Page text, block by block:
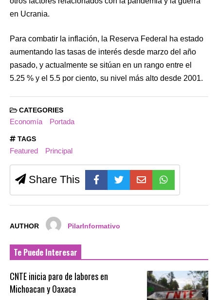
en Ucrania.
Para combatir la inflación, la Reserva Federal ha estado
aumentando las tasas de interés desde marzo del año
pasado, y actualmente se sitúan en un rango entre el
5.25 % y el 5.5 por ciento, su nivel más alto desde 2001.
CATEGORIES
Economía Portada
TAGS
Featured Principal
Share This
AUTHOR PilarInformativo
Te Puede Interesar
CNTE inicia paro de labores en
Michoacan y Oaxaca